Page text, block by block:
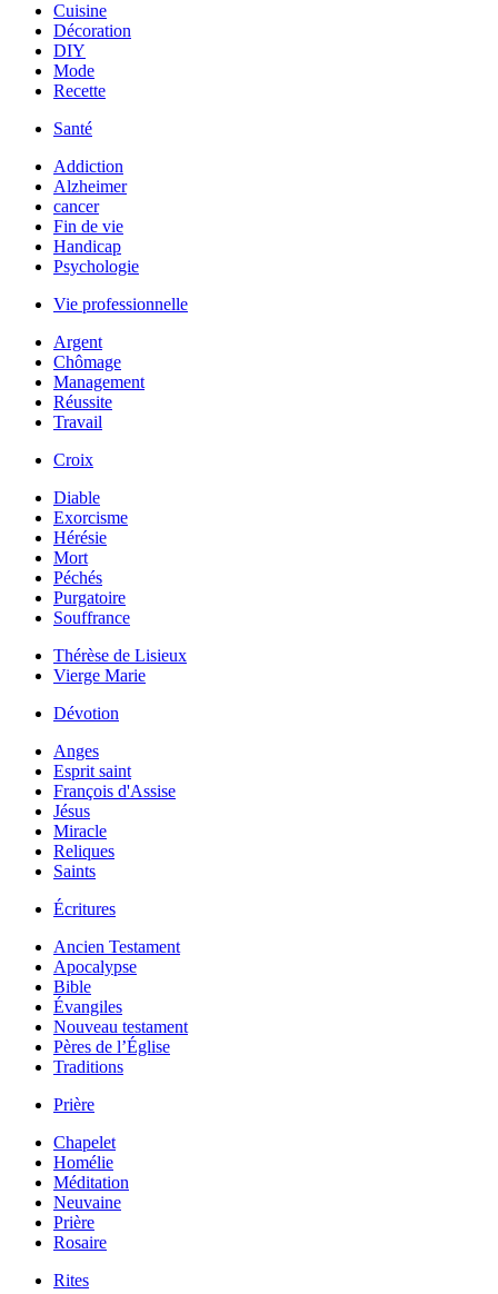
Cuisine
Décoration
DIY
Mode
Recette
Santé
Addiction
Alzheimer
cancer
Fin de vie
Handicap
Psychologie
Vie professionnelle
Argent
Chômage
Management
Réussite
Travail
Croix
Diable
Exorcisme
Hérésie
Mort
Péchés
Purgatoire
Souffrance
Thérèse de Lisieux
Vierge Marie
Dévotion
Anges
Esprit saint
François d'Assise
Jésus
Miracle
Reliques
Saints
Écritures
Ancien Testament
Apocalypse
Bible
Évangiles
Nouveau testament
Pères de l’Église
Traditions
Prière
Chapelet
Homélie
Méditation
Neuvaine
Prière
Rosaire
Rites